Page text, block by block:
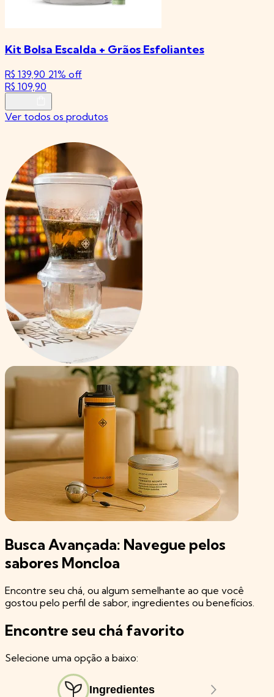
Kit Bolsa Escalda + Grãos Esfoliantes
R$ 139,90 21% off
R$ 109,90
Ver todos os produtos
Busca Avançada: Navegue pelos
sabores Moncloa
Encontre seu chá, ou algum semelhante ao que você
gostou pelo perfil de sabor, ingredientes ou benefícios.
Encontre seu chá favorito
Selecione uma opção a baixo:
Ingredientes